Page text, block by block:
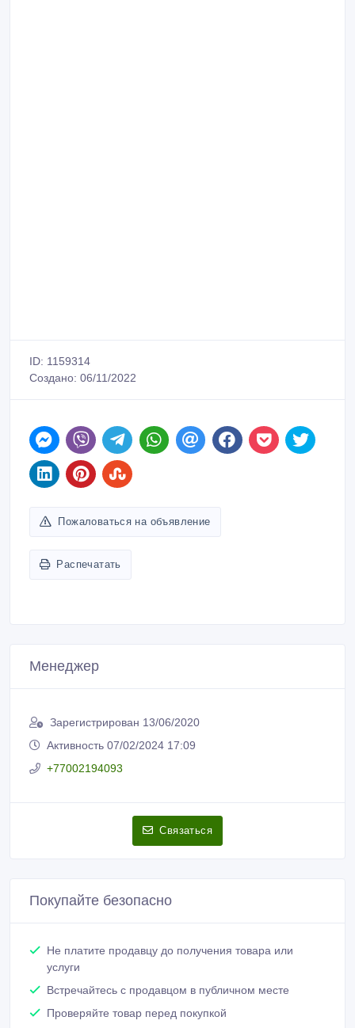
ID: 1159314
Создано: 06/11/2022
Пожаловаться на объявление
Распечатать
Менеджер
Зарегистрирован 13/06/2020
Активность 07/02/2024 17:09
+77002194093
Связаться
Покупайте безопасно
Не платите продавцу до получения товара или
услуги
Встречайтесь с продавцом в публичном месте
Проверяйте товар перед покупкой